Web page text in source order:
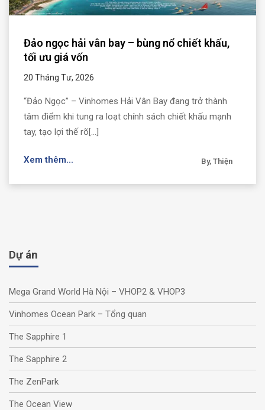
Đảo ngọc hải vân bay – bùng nổ chiết khấu,
tối ưu giá vốn
20 Tháng Tư, 2026
“Đảo Ngọc” – Vinhomes Hải Vân Bay đang trở thành
tâm điểm khi tung ra loạt chính sách chiết khấu mạnh
tay, tạo lợi thế rõ[...]
Xem thêm... By, Thiện
Dự án
Mega Grand World Hà Nội – VHOP2 & VHOP3
Vinhomes Ocean Park – Tổng quan
The Sapphire 1
The Sapphire 2
The ZenPark
The Ocean View